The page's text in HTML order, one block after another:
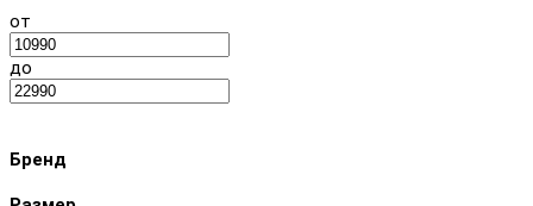
от
до
Бренд